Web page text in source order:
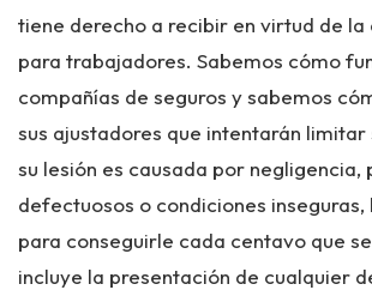
tiene derecho a recibir en virtud de la
para trabajadores. Sabemos cómo
compañías de seguros y sabemos
sus ajustadores que intentarán limitar
su lesión es causada por negligencia,
defectuosos o condiciones inseguras,
para conseguirle cada centavo que
incluye la presentación de cualquier